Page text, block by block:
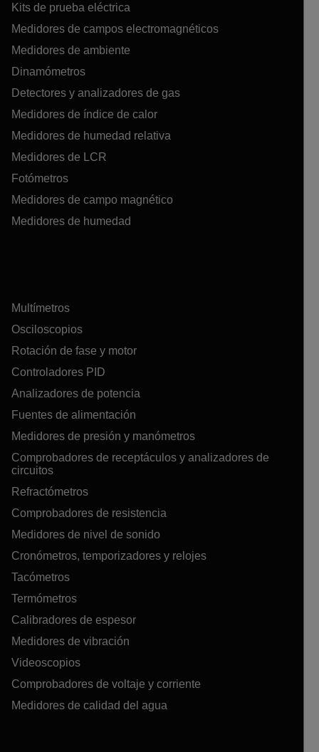
Kits de prueba eléctrica
Medidores de campos electromagnéticos
Medidores de ambiente
Dinamómetros
Detectores y analizadores de gas
Medidores de índice de calor
Medidores de humedad relativa
Medidores de LCR
Fotómetros
Medidores de campo magnético
Medidores de humedad
Multímetros
Osciloscopios
Rotación de fase y motor
Controladores PID
Analizadores de potencia
Fuentes de alimentación
Medidores de presión y manómetros
Comprobadores de receptáculos y analizadores de
circuitos
Refractómetros
Comprobadores de resistencia
Medidores de nivel de sonido
Cronómetros, temporizadores y relojes
Tacómetros
Termómetros
Calibradores de espesor
Medidores de vibración
Videoscopios
Comprobadores de voltaje y corriente
Medidores de calidad del agua